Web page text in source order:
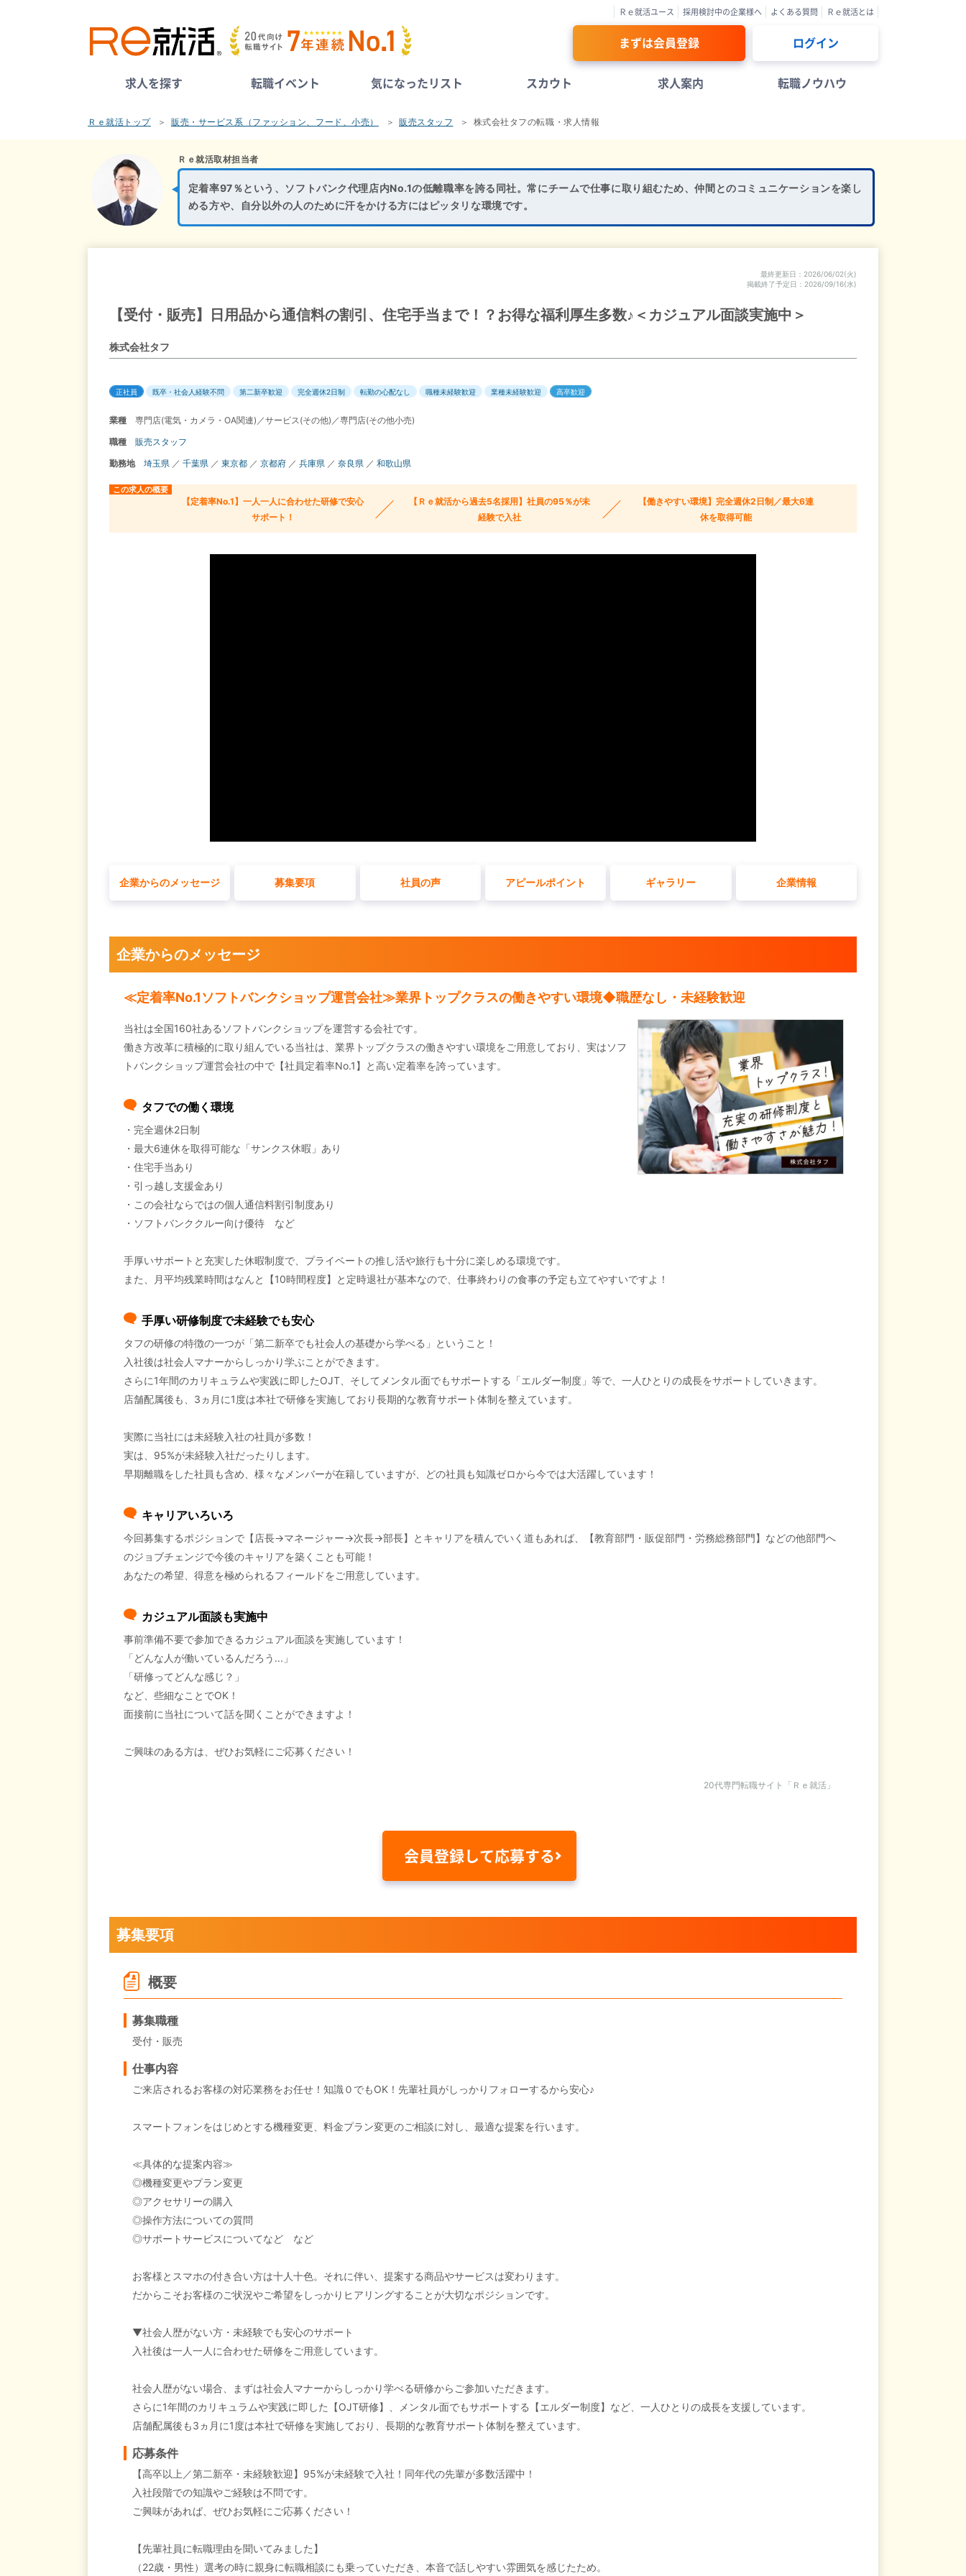
Ｒｅ就活ユース 採用検討中の企業様へ よくある質問 Ｒｅ就活とは
まずは会員登録 ログイン
求人を探す 転職イベント 気になったリスト スカウト 求人案内 転職ノウハウ
Ｒｅ就活トップ 販売・サービス系（ファッション、フード、小売） 販売スタッフ 株式会社タフの転職・求人情報
定着率97％という、ソフトバンク代理店内No.1の低離職率を誇る同社。常にチームで仕事に取り組むため、仲間とのコミュニケーションを楽し
める方や、自分以外の人のために汗をかける方にはピッタリな環境です。
Ｒｅ就活取材担当者
最終更新日
2026/06/02(火)
掲載終了予定日
2026/09/16(水)
【受付・販売】日用品から通信料の割引、住宅手当まで！？お得な福利厚生多数♪＜カジュアル面談実施中＞
株式会社タフ
正社員 既卒・社会人経験不問 第二新卒歓迎 完全週休2日制 転勤の心配なし 職種未経験歓迎 業種未経験歓迎 高卒歓迎
業種
専門店(電気・カメラ・OA関連)／サービス(その他)／専門店(その他小売)
職種
販売スタッフ
勤務地
埼玉県 ／ 千葉県 ／ 東京都 ／ 京都府 ／ 兵庫県 ／ 奈良県 ／ 和歌山県
この求人の概要
【定着率No.1】一人一人に合わせた研修で安心
サポート！
【Ｒｅ就活から過去5名採用】社員の95％が未
経験で入社
【働きやすい環境】完全週休2日制／最大6連
休を取得可能
企業からのメッセージ 募集要項 社員の声 アピールポイント ギャラリー 企業情報
企業からのメッセージ
≪定着率No.1ソフトバンクショップ運営会社≫業界トップクラスの働きやすい環境◆職歴なし・未経験歓迎
当社は全国160社あるソフトバンクショップを運営する会社です。
働き方改革に積極的に取り組んでいる当社は、業界トップクラスの働きやすい環境をご用意しており、実はソフ
トバンクショップ運営会社の中で【社員定着率No.1】と高い定着率を誇っています。
タフでの働く環境
・完全週休2日制
・最大6連休を取得可能な「サンクス休暇」あり
・住宅手当あり
・引っ越し支援金あり
・この会社ならではの個人通信料割引制度あり
・ソフトバンククルー向け優待 など
手厚いサポートと充実した休暇制度で、プライベートの推し活や旅行も十分に楽しめる環境です。
また、月平均残業時間はなんと【10時間程度】と定時退社が基本なので、仕事終わりの食事の予定も立てやすいですよ！
手厚い研修制度で未経験でも安心
タフの研修の特徴の一つが「第二新卒でも社会人の基礎から学べる」ということ！
入社後は社会人マナーからしっかり学ぶことができます。
さらに1年間のカリキュラムや実践に即したOJT、そしてメンタル面でもサポートする「エルダー制度」等で、一人ひとりの成長をサポートしていきます。
店舗配属後も、3ヵ月に1度は本社で研修を実施しており長期的な教育サポート体制を整えています。
実際に当社には未経験入社の社員が多数！
実は、95%が未経験入社だったりします。
早期離職をした社員も含め、様々なメンバーが在籍していますが、どの社員も知識ゼロから今では大活躍しています！
キャリアいろいろ
今回募集するポジションで【店長→マネージャー→次長→部長】とキャリアを積んでいく道もあれば、【教育部門・販促部門・労務総務部門】などの他部門へ
のジョブチェンジで今後のキャリアを築くことも可能！
あなたの希望、得意を極められるフィールドをご用意しています。
カジュアル面談も実施中
事前準備不要で参加できるカジュアル面談を実施しています！
「どんな人が働いているんだろう...」
「研修ってどんな感じ？」
など、些細なことでOK！
面接前に当社について話を聞くことができますよ！
ご興味のある方は、ぜひお気軽にご応募ください！
20代専門転職サイト「Ｒｅ就活」
会員登録して応募する
募集要項
概要
募集職種
受付・販売
仕事内容
ご来店されるお客様の対応業務をお任せ！知識０でもOK！先輩社員がしっかりフォローするから安心♪
スマートフォンをはじめとする機種変更、料金プラン変更のご相談に対し、最適な提案を行います。
≪具体的な提案内容≫
◎機種変更やプラン変更
◎アクセサリーの購入
◎操作方法についての質問
◎サポートサービスについてなど など
お客様とスマホの付き合い方は十人十色。それに伴い、提案する商品やサービスは変わります。
だからこそお客様のご状況やご希望をしっかりヒアリングすることが大切なポジションです。
▼社会人歴がない方・未経験でも安心のサポート
入社後は一人一人に合わせた研修をご用意しています。
社会人歴がない場合、まずは社会人マナーからしっかり学べる研修からご参加いただきます。
さらに1年間のカリキュラムや実践に即した【OJT研修】、メンタル面でもサポートする【エルダー制度】など、一人ひとりの成長を支援しています。
店舗配属後も3ヵ月に1度は本社で研修を実施しており、長期的な教育サポート体制を整えています。
応募条件
【高卒以上／第二新卒・未経験歓迎】95%が未経験で入社！同年代の先輩が多数活躍中！
入社段階での知識やご経験は不問です。
ご興味があれば、ぜひお気軽にご応募ください！
【先輩社員に転職理由を聞いてみました】
（22歳・男性）選考の時に親身に転職相談にも乗っていただき、本音で話しやすい雰囲気を感じたため。